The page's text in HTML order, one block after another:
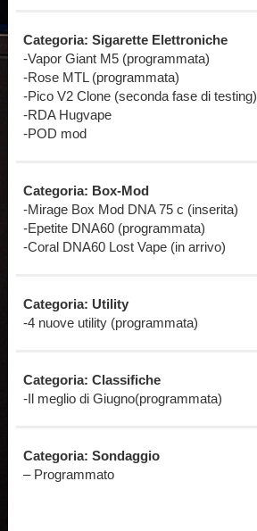
Categoria: Sigarette Elettroniche
-Vapor Giant M5 (programmata)
-Rose MTL (programmata)
-Pico V2 Clone (seconda fase di testing)
-RDA Hugvape
-POD mod
Categoria: Box-Mod
-Mirage Box Mod DNA 75 c (inserita)
-Epetite DNA60 (programmata)
-Coral DNA60 Lost Vape (in arrivo)
Categoria: Utility
-4 nuove utility (programmata)
Categoria: Classifiche
-Il meglio di Giugno(programmata)
Categoria: Sondaggio
– Programmato